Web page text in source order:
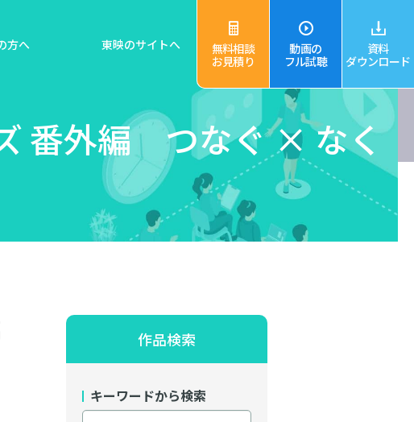
無料相談
お見積り
動画の
フル試聴
資料
ダウンロード
方へ 東映のサイトへ
番外編 つなぐ × なく
作品検索
キーワードから検索